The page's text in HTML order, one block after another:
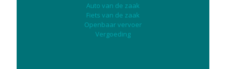
Auto van de zaak
Fiets van de zaak
Openbaar vervoer
Vergoeding